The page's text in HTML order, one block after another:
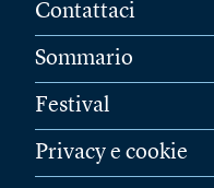
Contattaci
Sommario
Festival
Privacy e cookie